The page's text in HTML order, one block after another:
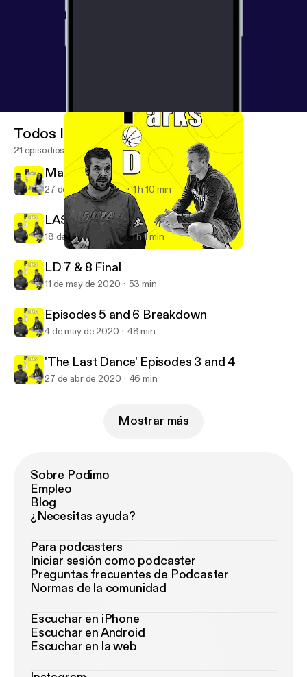
Parks Pod
Todos los episodios
21 episodios
Maria Marchesano Interview
27 de may de 2020 1 h 10 min
LAST DANCE 9 & 10 with Dan Bere
18 de may de 2020 1 h 1 min
LD 7 & 8 Final
11 de may de 2020 53 min
Episodes 5 and 6 Breakdown
4 de may de 2020 48 min
'The Last Dance' Episodes 3 and 4
27 de abr de 2020 46 min
Mostrar más
Sobre Podimo
Empleo
Blog
¿Necesitas ayuda?
Para podcasters
Iniciar sesión como podcaster
Preguntas frecuentes de Podcaster
Normas de la comunidad
Escuchar en iPhone
Escuchar en Android
Escuchar en la web